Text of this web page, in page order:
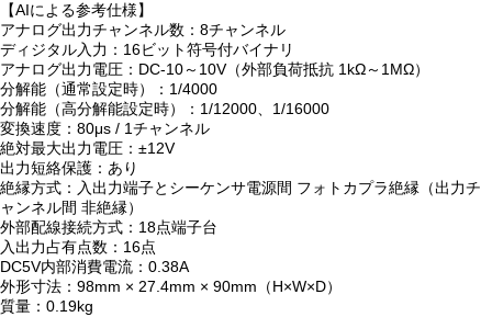
【AIによる参考仕様】
アナログ出力チャンネル数：8チャンネル
ディジタル入力：16ビット符号付バイナリ
アナログ出力電圧：DC-10～10V（外部負荷抵抗 1kΩ～1MΩ）
分解能（通常設定時）：1/4000
分解能（高分解能設定時）：1/12000、1/16000
変換速度：80μs / 1チャンネル
絶対最大出力電圧：±12V
出力短絡保護：あり
絶縁方式：入出力端子とシーケンサ電源間 フォトカプラ絶縁（出力チ
ャンネル間 非絶縁）
外部配線接続方式：18点端子台
入出力占有点数：16点
DC5V内部消費電流：0.38A
外形寸法：98mm × 27.4mm × 90mm（H×W×D）
質量：0.19kg